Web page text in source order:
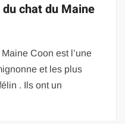
chat du Maine
Coon est l’une
et les plus
. Ils ont un